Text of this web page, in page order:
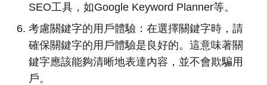
SEO工具，如Google Keyword Planner等。
考慮關鍵字的用戶體驗：在選擇關鍵字時，請
確保關鍵字的用戶體驗是良好的。這意味著關
鍵字應該能夠清晰地表達內容，並不會欺騙用
戶。